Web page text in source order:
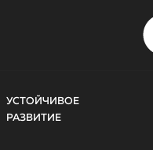
УСТОЙЧИВОЕ
РАЗВИТИЕ